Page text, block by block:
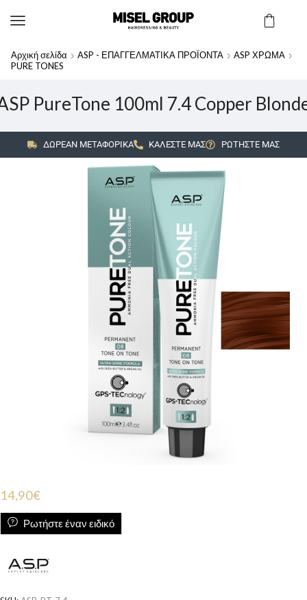
Αρχική σελίδα ASP - ΕΠΑΓΓΕΛΜΑΤΙΚΑ ΠΡΟΪΟΝΤΑ
ASP ΧΡΩΜΑ
PURE TONES
PureTone 100ml 7.4 Copper
ΔΩΡΕΑΝ ΜΕΤΑΦΟΡΙΚΑ ΚΑΛΕΣΤΕ ΜΑΣ ΡΩΤΗΣΤΕ ΜΑΣ
14,90€
Ρωτήστε έναν ειδικό